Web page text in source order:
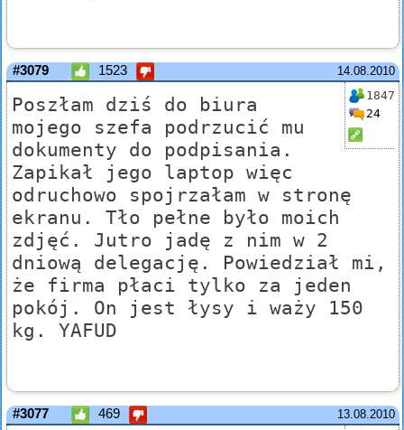
14.08.2010
#3079 1523
1847
24
Poszłam dziś do biura
mojego szefa podrzucić mu
dokumenty do podpisania.
Zapikał jego laptop więc
odruchowo spojrzałam w stronę
ekranu. Tło pełne było moich
zdjęć. Jutro jadę z nim w 2
dniową delegację. Powiedział mi,
że firma płaci tylko za jeden
pokój. On jest łysy i waży 150
kg. YAFUD
13.08.2010
#3077 469